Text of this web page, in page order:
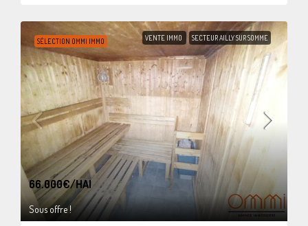
SÉLECTION OMMI IMMO VENTE IMMO SECTEUR AILLY SUR SOMME
66.000€/HAI
Sous offre !